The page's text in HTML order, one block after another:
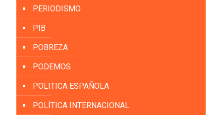
PERIODISMO
PIB
POBREZA
PODEMOS
POLITICA ESPAÑOLA
POLÍTICA INTERNACIONAL